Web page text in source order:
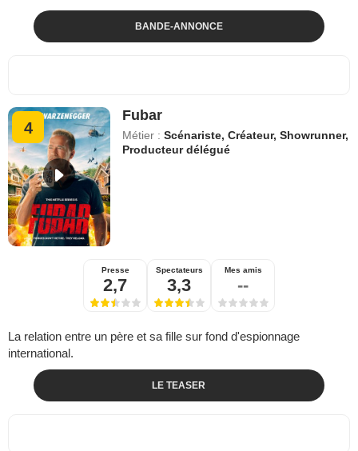
BANDE-ANNONCE
4
Fubar
Métier :Scénariste, Créateur, Showrunner,
Producteur délégué
Presse
2,7
Spectateurs
3,3
Mes amis
--
La relation entre un père et sa fille sur fond d'espionnage
international.
LE TEASER